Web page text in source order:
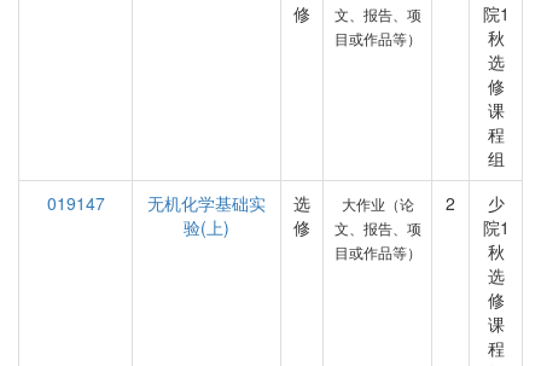
修
文、报告、项
目或作品等）
院1
秋
选
修
课
程
组
019147
无机化学基础实
验(上)
选
修
大作业（论
文、报告、项
目或作品等）
2
少
院1
秋
选
修
课
程